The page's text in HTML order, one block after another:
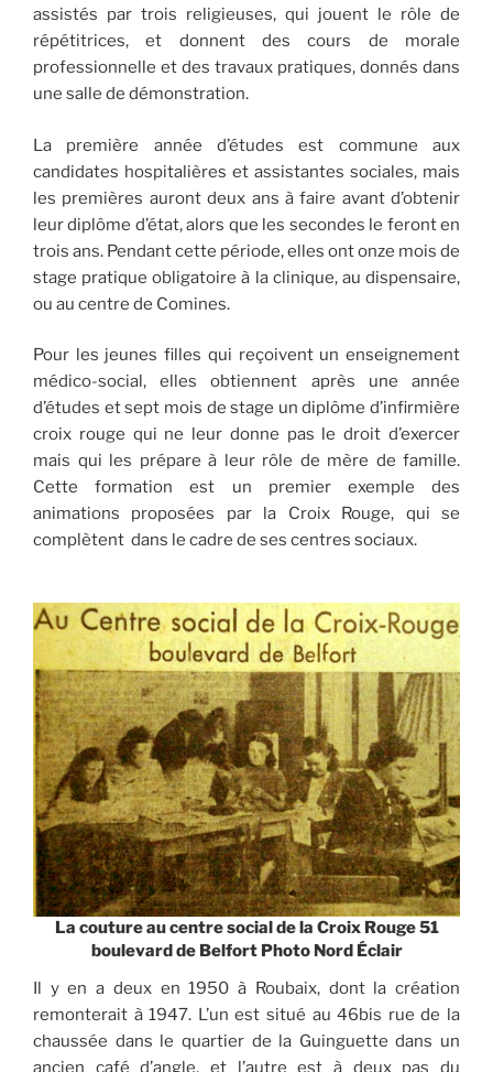
assistés par trois religieuses, qui jouent le rôle de
répétitrices, et donnent des cours de morale
professionnelle et des travaux pratiques, donnés dans
une salle de démonstration.
La première année d’études est commune aux
candidates hospitalières et assistantes sociales, mais
les premières auront deux ans à faire avant d’obtenir
leur diplôme d’état, alors que les secondes le feront en
trois ans. Pendant cette période, elles ont onze mois de
stage pratique obligatoire à la clinique, au dispensaire,
ou au centre de Comines.
Pour les jeunes filles qui reçoivent un enseignement
médico-social, elles obtiennent après une année
d’études et sept mois de stage un diplôme d’infirmière
croix rouge qui ne leur donne pas le droit d’exercer
mais qui les prépare à leur rôle de mère de famille.
Cette formation est un premier exemple des
animations proposées par la Croix Rouge, qui se
complètent dans le cadre de ses centres sociaux.
La couture au centre social de la Croix Rouge 51
boulevard de Belfort Photo Nord Éclair
Il y en a deux en 1950 à Roubaix, dont la création
remonterait à 1947. L’un est situé au 46bis rue de la
chaussée dans le quartier de la Guinguette dans un